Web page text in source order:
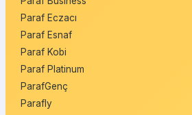
Paraf Eczacı
Paraf Esnaf
Paraf Kobi
Paraf Platinum
ParafGenç
Parafly